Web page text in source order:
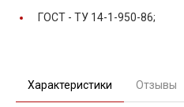
ГОСТ - ТУ 14-1-950-86;
Характеристики Отзывы